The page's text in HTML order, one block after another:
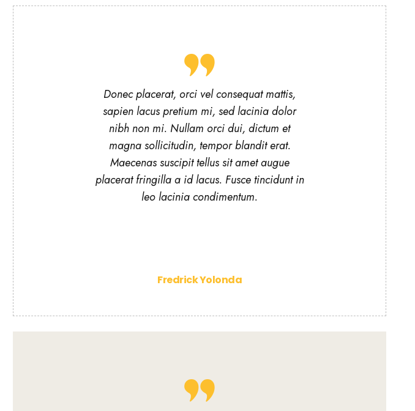
Donec placerat, orci vel consequat mattis,
sapien lacus pretium mi, sed lacinia dolor
nibh non mi. Nullam orci dui, dictum et
magna sollicitudin, tempor blandit erat.
Maecenas suscipit tellus sit amet augue
placerat fringilla a id lacus. Fusce tincidunt in
leo lacinia condimentum.
Fredrick Yolonda